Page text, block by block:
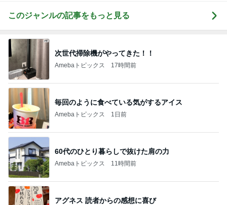
このジャンルの記事をもっと見る
次世代掃除機がやってきた！！
Amebaトピックス 17時間前
毎回のように食べている気がするアイス
Amebaトピックス 1日前
60代のひとり暮らしで抜けた肩の力
Amebaトピックス 11時間前
アグネス 読者からの感想に喜び